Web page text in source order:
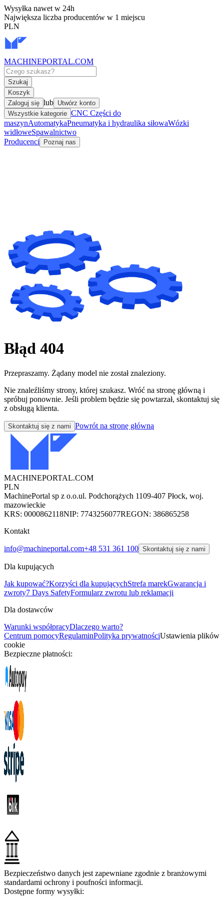
Wysyłka nawet w 24h
Największa liczba producentów w 1 miejscu
PLN
MACHINEPORTAL.COM
Szukaj
Koszyk
Zaloguj się lub Utwórz konto
Wszystkie kategorie CNC Części do
maszynAutomatykaPneumatyka i hydraulika siłowaWózki
widłoweSpawalnictwo
Producenci
Poznaj nas
Błąd 404
Przepraszamy. Żądany model nie został znaleziony.
Nie znaleźliśmy strony, której szukasz. Wróć na stronę główną i
spróbuj ponownie. Jeśli problem będzie się powtarzał, skontaktuj się
z obsługą klienta.
Skontaktuj się z nami Powrót na stronę główną
MACHINEPORTAL.COM
PLN
MachinePortal sp z o.o.ul. Podchorążych 1109-407 Płock, woj.
mazowieckie
KRS: 0000862118NIP: 7743256077REGON: 386865258
Kontakt
info@machineportal.com+48 531 361 100 Skontaktuj się z nami
Dla kupujących
Jak kupować?Korzyści dla kupującychStrefa marekGwarancja i
zwroty7 Days SafetyFormularz zwrotu lub reklamacji
Dla dostawców
Warunki współpracyDlaczego warto?
Centrum pomocyRegulaminPolityka prywatnościUstawienia plików
cookie
Bezpieczne płatności:
Bezpieczeństwo danych jest zapewniane zgodnie z branżowymi
standardami ochrony i poufności informacji.
Dostępne formy wysyłki: